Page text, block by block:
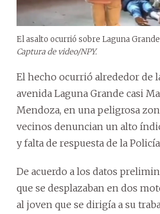
El asalto ocurrió sobre Laguna
Captura de video/NPY.
El hecho ocurrió alrededor de
avenida Laguna Grande casi
Mendoza, en una peligrosa
vecinos denuncian un alto
y falta de respuesta de la
De acuerdo a los datos
que se desplazaban en dos
al joven que se dirigía a su